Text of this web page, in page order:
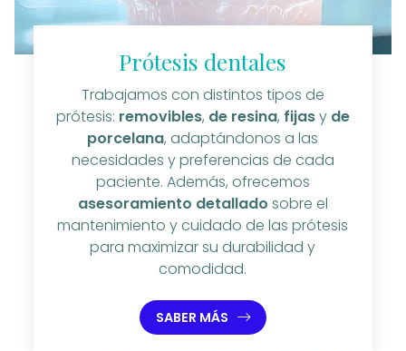
Prótesis dentales
Trabajamos con distintos tipos de
prótesis: removibles, de resina, fijasy de
porcelana, adaptándonos a las
necesidades y preferencias de cada
paciente. Además, ofrecemos
asesoramiento detallado sobre el
mantenimiento y cuidado de las prótesis
para maximizar su durabilidad y
comodidad.
SABER MÁS